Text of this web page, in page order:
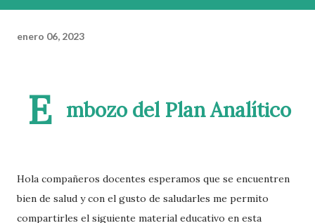
enero 06, 2023
E mbozo del Plan Analítico
Hola compañeros docentes esperamos que se encuentren
bien de salud y con el gusto de saludarles me permito
compartirles el siguiente material educativo en esta